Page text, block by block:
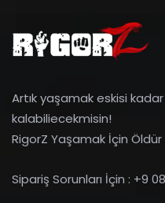
Artık yaşamak eskisi
kalabiliecekmisin!
RigorZ Yaşamak İçin Öldür
Sipariş Sorunları İçin : +9